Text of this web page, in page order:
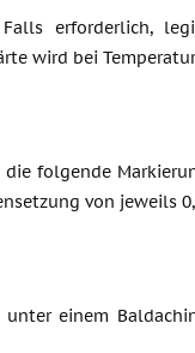
erforderlich,
wird bei
folgende
von jeweils
einem